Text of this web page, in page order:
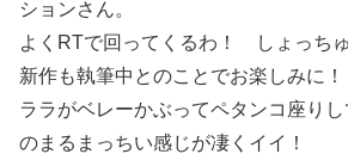
ションさん。
よくRTで回ってくるわ！ しょっちゅ
新作も執筆中とのことでお楽しみに！
ララがベレーかぶってペタンコ座り
のまるまっちい感じが凄くイイ！